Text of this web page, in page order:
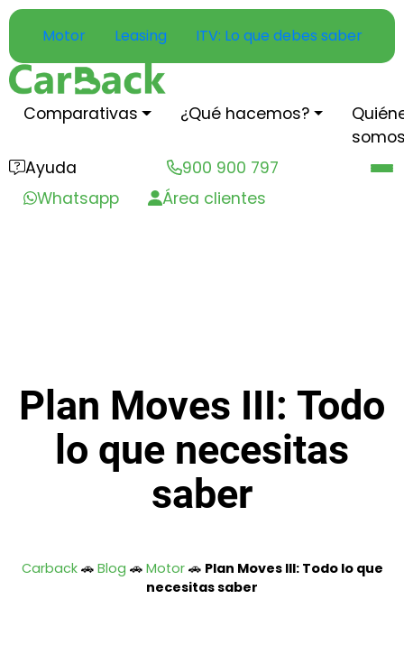
Comparativas ¿Qué hacemos?
900 900 797
Ayuda
Whatsapp
Área clientes
Motor Leasing ITV: Lo que debes saber
Plan Moves III: Todo
lo que necesitas
saber
Carback🚗 Blog 🚗 Motor🚗 Plan Moves III: Todo lo que
necesitas saber